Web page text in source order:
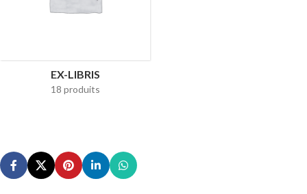
EX-LIBRIS
18 produits